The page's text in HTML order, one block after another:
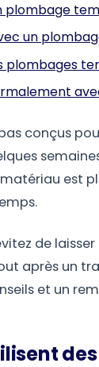
plombage
un
plombages
conçus
est
de
après un
et un